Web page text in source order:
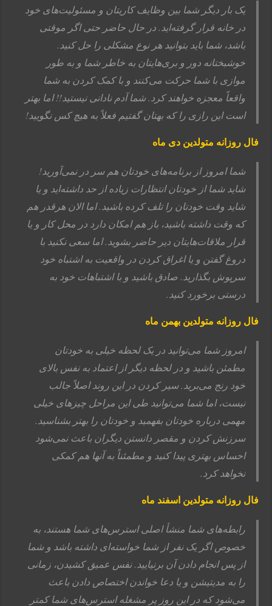
یک بار دیگر شما بین وظایف کاریتان و مسئولیت‌های خود
در خانه قرار گرفته‌اید. در حال حاضر حتی اگر موقتی
باشد، شما باید بتوانید هر نوع مشکلی را حل کنید.
خوشبختانه دور و بری‌هایتان به خاطر شما و به طور
موازی با شما حرکت می‌کنند و با کمک کردن به شما
واقعاً معجزه خواهند کرد. شما آدم نادانی نیستید!! اما بهتر
است این رازی را که بهتان گفتیم فعلاً به هیچ کس نگویید!
فال روزانه متولدین دی ماه
شما امروز از برنامه‌های خودتان هم سر در نمی‌آورید!
شاید شما از خودتان انتظارات زیاده از حد داشته‌اید و یا
شاید وقت خودتان را تلف کرده باشید. اما الان هرقدر هم
که وقت داشته باشید، باز هم امکان دارد در محل کار و یا
قرار ملاقات‌هایتان دیر حاضر بشوید. اما سعی نکنید با
دروغ گفتن و یا اغراق کردن در واقعیت به اشتباه خود
سرپوش بگذارید. صادق باشید و با اشتباهات خود به
درستی برخورد کنید.
فال روزانه متولدین بهمن ماه
امروز شما می‌توانید در یک لحظه خیلی به خودتان
مطمئن باشید و در لحظه دیگر از اعتماد به نفس بالای
خود رنج می‌برید. سیر کردن در این روند اصلاً جالب
نیست، اما شما می‌توانید طی این مراحل چیزهای خیلی
مهمی‌ درباره خودتان بفهمید و خودتان را بهتر بشناسید.
سرزنش کردن و مقصر دانستن دیگران باعث نمی‌شود
احساس بهتری پیدا کنید و مطمئناً به آنها هم کمکی
نخواهد کرد.
فال روزانه متولدین اسفند ماه
رابطه‌های شما منشأ اصلی استرس‌های شما هستند، به
خصوص اگر یک نفر از شما خواسته‌ای داشته باشد و شما
از پس انجام دادن آن برنیایید. نفس عمیق کشیدن، زمانی
را به مدیتیشن و یا دعا خواندن اختصاص دادن باعث
می‌شود که در این روز پر مشغله استرس‌های شما کمتر